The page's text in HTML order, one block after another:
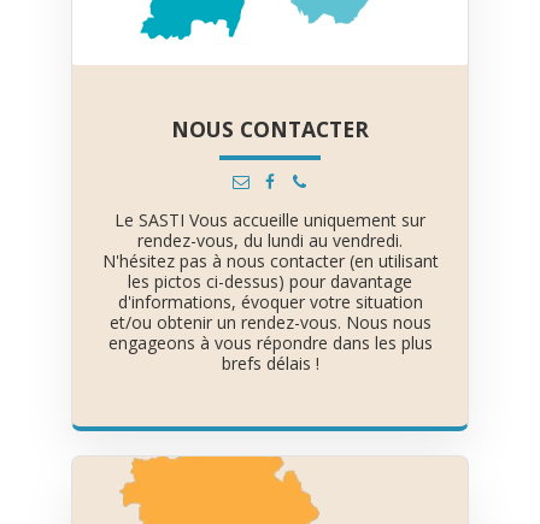
NOUS CONTACTER
Le SASTI Vous accueille uniquement sur
rendez-vous, du lundi au vendredi.
N'hésitez pas à nous contacter (en utilisant
les pictos ci-dessus) pour davantage
d'informations, évoquer votre situation
et/ou obtenir un rendez-vous. Nous nous
engageons à vous répondre dans les plus
brefs délais !